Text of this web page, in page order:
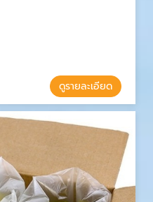
ดูรายละเอียด